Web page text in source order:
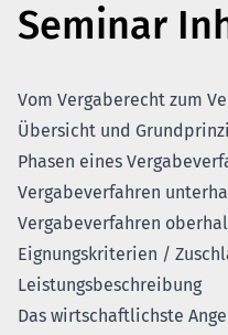
Seminar
Vom Vergaberecht zum
Übersicht und
Phasen eines
Vergabeverfahren
Vergabeverfahren
Eignungskriterien /
Leistungsbeschreibung
Das wirtschaftlichste